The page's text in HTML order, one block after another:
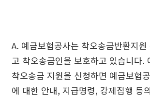
A. 예금보험공사는 착오송금반환지
고 착오송금인을 보호하고 있습니다.
착오송금 지원을 신청하면 예금보험
에 대한 안내, 지급명령, 강제집행 등